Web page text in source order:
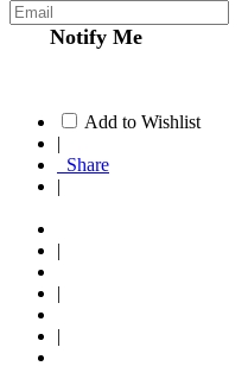
Notify Me
Add to Wishlist
|
Share
|
|
|
|